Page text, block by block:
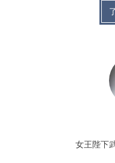
女王陛下